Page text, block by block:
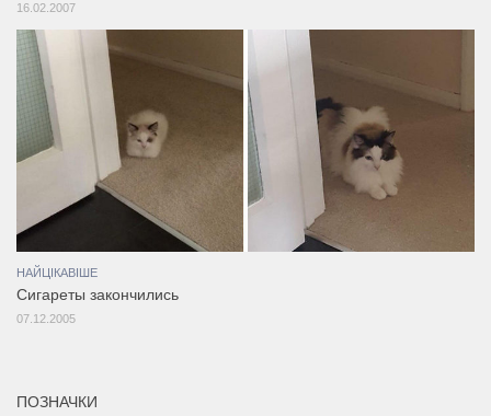
16.02.2007
НАЙЦІКАВІШЕ
Сигареты закончились
07.12.2005
ПОЗНАЧКИ